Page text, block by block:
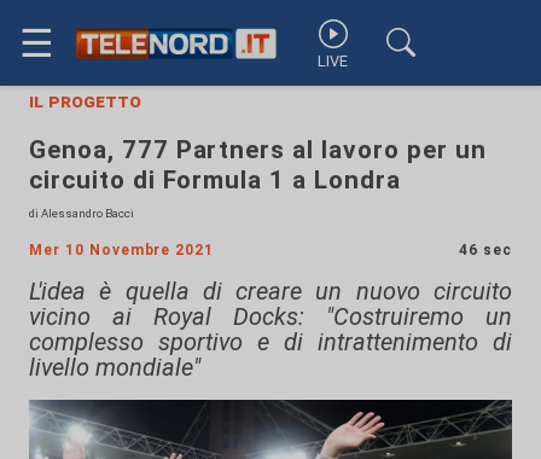
☰ LIVE
il progetto
Genoa, 777 Partners al lavoro per un
circuito di Formula 1 a Londra
di Alessandro Bacci
Mer 10 Novembre 2021 46 sec
L'idea è quella di creare un nuovo circuito
vicino ai Royal Docks: "Costruiremo un
complesso sportivo e di intrattenimento di
livello mondiale"